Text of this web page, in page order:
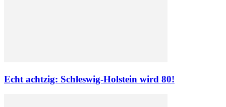
Echt achtzig: Schleswig-Holstein wird 80!